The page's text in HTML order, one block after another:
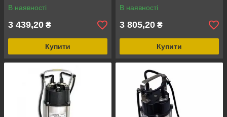
В наявності
3 439,20 ₴
Купити
В наявності
3 805,20 ₴
Купити